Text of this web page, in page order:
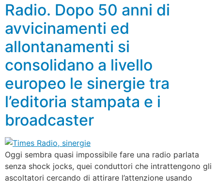
Radio. Dopo 50 anni di
avvicinamenti ed
allontanamenti si
consolidano a livello
europeo le sinergie tra
l’editoria stampata e i
broadcaster
Oggi sembra quasi impossibile fare una radio parlata
senza shock jocks, quei conduttori che intrattengono gli
ascoltatori cercando di attirare l’attenzione usando